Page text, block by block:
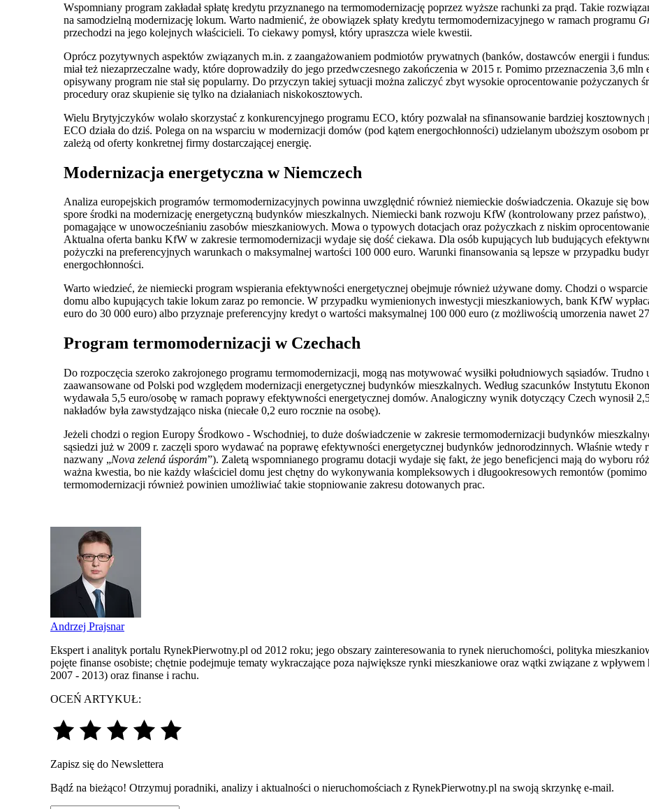
Wspomniany program zakładał spłatę kredytu przyznanego na termomodernizację poprzez wyższe rachunki za prąd. Takie
na samodzielną modernizację lokum. Warto nadmienić, że obowiązek spłaty kredytu termomodernizacyjnego w ramach programu
przechodzi na jego kolejnych właścicieli. To ciekawy pomysł, który upraszcza wiele kwestii.
Oprócz pozytywnych aspektów związanych m.in. z zaangażowaniem podmiotów prywatnych (banków, dostawców energii i
miał też niezaprzeczalne wady, które doprowadziły do jego przedwczesnego zakończenia w 2015 r. Pomimo przeznaczenia 3,6
opisywany program nie stał się popularny. Do przyczyn takiej sytuacji można zaliczyć zbyt wysokie oprocentowanie pożyczanych
procedury oraz skupienie się tylko na działaniach niskokosztowych.
Wielu Brytyjczyków wolało skorzystać z konkurencyjnego programu ECO, który pozwalał na sfinansowanie bardziej
ECO działa do dziś. Polega on na wsparciu w modernizacji domów (pod kątem energochłonności) udzielanym uboższym osobom
zależą od oferty konkretnej firmy dostarczającej energię.
Modernizacja energetyczna w Niemczech
Analiza europejskich programów termomodernizacyjnych powinna uwzględnić również niemieckie doświadczenia. Okazuje się
spore środki na modernizację energetyczną budynków mieszkalnych. Niemiecki bank rozwoju KfW (kontrolowany przez
pomagające w unowocześnianiu zasobów mieszkaniowych. Mowa o typowych dotacjach oraz pożyczkach z niskim
Aktualna oferta banku KfW w zakresie termomodernizacji wydaje się dość ciekawa. Dla osób kupujących lub budujących
pożyczki na preferencyjnych warunkach o maksymalnej wartości 100 000 euro. Warunki finansowania są lepsze w przypadku
energochłonności.
Warto wiedzieć, że niemiecki program wspierania efektywności energetycznej obejmuje również używane domy. Chodzi o
domu albo kupujących takie lokum zaraz po remoncie. W przypadku wymienionych inwestycji mieszkaniowych, bank KfW
euro do 30 000 euro) albo przyznaje preferencyjny kredyt o wartości maksymalnej 100 000 euro (z możliwością umorzenia nawet
Program termomodernizacji w Czechach
Do rozpoczęcia szeroko zakrojonego programu termomodernizacji, mogą nas motywować wysiłki południowych sąsiadów.
zaawansowane od Polski pod względem modernizacji energetycznej budynków mieszkalnych. Według szacunków Instytutu
wydawała 5,5 euro/osobę w ramach poprawy efektywności energetycznej domów. Analogiczny wynik dotyczący Czech wynosił
nakładów była zawstydzająco niska (niecałe 0,2 euro rocznie na osobę).
Jeżeli chodzi o region Europy Środkowo - Wschodniej, to duże doświadczenie w zakresie termomodernizacji budynków
sąsiedzi już w 2009 r. zaczęli sporo wydawać na poprawę efektywności energetycznej budynków jednorodzinnych. Właśnie wtedy
nazwany „Nova zelená úsporám”). Zaletą wspomnianego programu dotacji wydaje się fakt, że jego beneficjenci mają do wyboru
ważna kwestia, bo nie każdy właściciel domu jest chętny do wykonywania kompleksowych i długookresowych remontów
termomodernizacji również powinien umożliwiać takie stopniowanie zakresu dotowanych prac.
Andrzej Prajsnar
Ekspert i analityk portalu RynekPierwotny.pl od 2012 roku; jego obszary zainteresowania to rynek nieruchomości, polityka
pojęte finanse osobiste; chętnie podejmuje tematy wykraczające poza największe rynki mieszkaniowe oraz wątki związane z
2007 - 2013) oraz finanse i rachu.
OCEŃ ARTYKUŁ:
Zapisz się do Newslettera
Bądź na bieżąco! Otrzymuj poradniki, analizy i aktualności o nieruchomościach z RynekPierwotny.pl na swoją skrzynkę e-mail.